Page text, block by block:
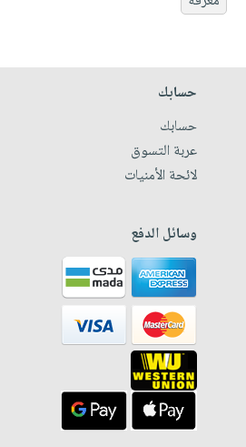
حسابك
حسابك
عربة التسوق
لائحة الأمنيات
وسائل الدفع